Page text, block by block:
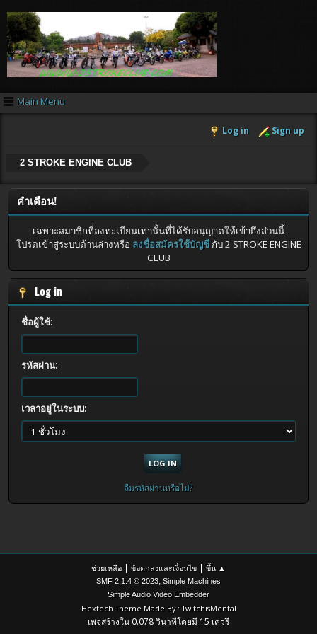
Main Menu
Log in Sign up
2 STROKE ENGINE CLUB
คำเตือน!
เฉพาะสมาชิกที่ลงทะเบียนเท่านั้นที่ได้รับอนุญาตให้เข้าถึงส่วนนี้
โปรดเข้าสู่ระบบด้านล่างหรือ ลงชื่อสมัครใช้บัญชีกับ 2 STROKE ENGINE
CLUB
Log in
ชื่อผู้ใช้:
รหัสผ่าน:
เวลาอยู่ในระบบ:
ลืมรหัสผ่านหรือไม่?
ช่วยเหลือ | ข้อตกลงและเงื่อนไข | ขึ้น ▲
SMF 2.1.4 © 2023 Simple Machines
Simple Audio Video Embedder
Hextech Theme Made By : TwitchisMental
เพจสร้างใน 0.078 วินาทีโดยมี 15 เควรี